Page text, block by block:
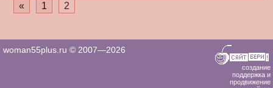
«
1 2
woman55plus.ru © 2007—2026
создание
поддержка и
продвижение